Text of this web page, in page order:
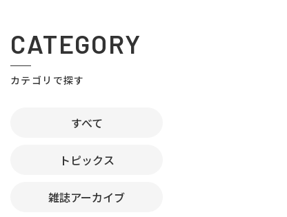
CATEGORY
カテゴリで探す
すべて
トピックス
雑誌アーカイブ